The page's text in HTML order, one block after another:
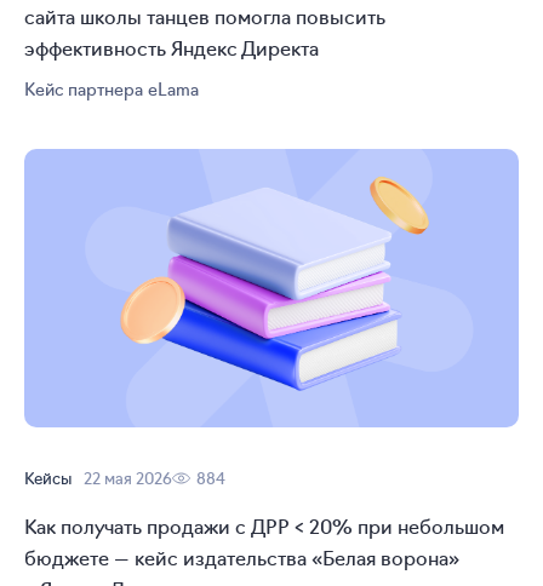
сайта школы танцев помогла повысить
эффективность Яндекс Директа
Кейс партнера eLama
Кейсы 22 мая 2026 884
Как получать продажи с ДРР < 20% при небольшом
бюджете — кейс издательства «Белая ворона»